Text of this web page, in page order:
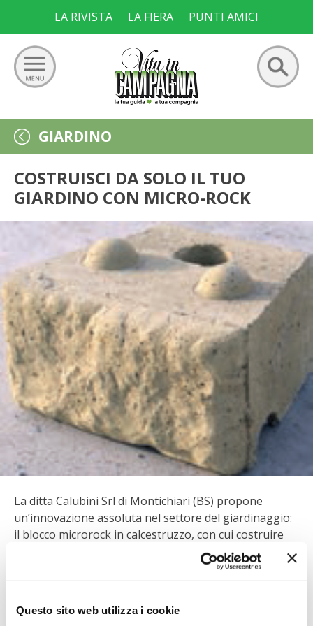
Questo sito web utilizza i cookie
content
LA RIVISTA LA FIERA PUNTI AMICI
Ricerca
per:
GIARDINO
ORTO
FRUTTETO
ALLEVAMENTI
BIODIVERSITÀ
CUCINA
PRODOTTI
FARFALLE DELLA CAMPAGNA
PICCOLO POLLAIO
STORIE DEI LETTORI
CONSERVARE LA FRUTTA
GIARDINO
COSTRUISCI DA SOLO IL TUO
GIARDINO CON MICRO-ROCK
La ditta Calubini Srl di Montichiari (BS) propone
un’innovazione assoluta nel settore del giardinaggio:
il blocco microrock in calcestruzzo, con cui costruire
facilmente muretti, aiuole e fioriere a secco, dal
sorprendente effetto pietra. I blocchi sono lunghi 30
cm, alti 16 cm e profondi 25 cm; grazie alla loro forma
curvi, in tempi velocissimi (fino a 7 m2/ora!).